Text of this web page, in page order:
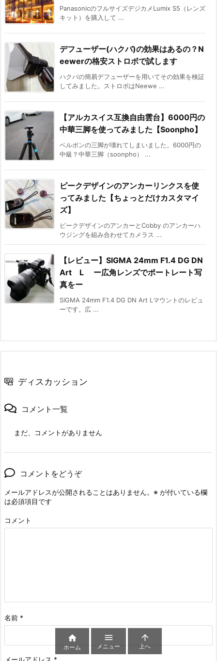
PanasonicのフルサイズデジカメLumix S5（レンズ
キット）を購入して ...
デフューザー(ハクバ)の効果はあるの？N
eewerの格安ストロボで試します
ハクバの簡易デフューザーを用いてその効果を検証
してみました。ストロボはNeewe ...
【アルカスイス互換自由雲台】6000円の
中華三脚を使ってみました【Soonpho】
ベルボンの三脚が壊れてしまいました。6000円の
中級？中華三脚（soonpho） ...
ピークデザインのアンカーリンクスを使
ってみました【ちょっとだけカスタマイ
ズ】
ピークデザインのアンカーとCobby のアンカーハ
ウジングを組み合わせてカメラス ...
【レビュー】SIGMA 24mm F1.4 DG DN
Art L ー広角レンズでポートレート写
真をー
SIGMA 24mm F1.4 DG DN Art Lマウントのレビュ
ーです。広 ...
ディスカッション
コメント一覧
まだ、コメントがありません
コメントをどうぞ
メールアドレスが公開されることはありません。 ※ が付いている欄
は必須項目です
コメント
名前 *
メールアドレス *

ホーム

メニュー

上へ